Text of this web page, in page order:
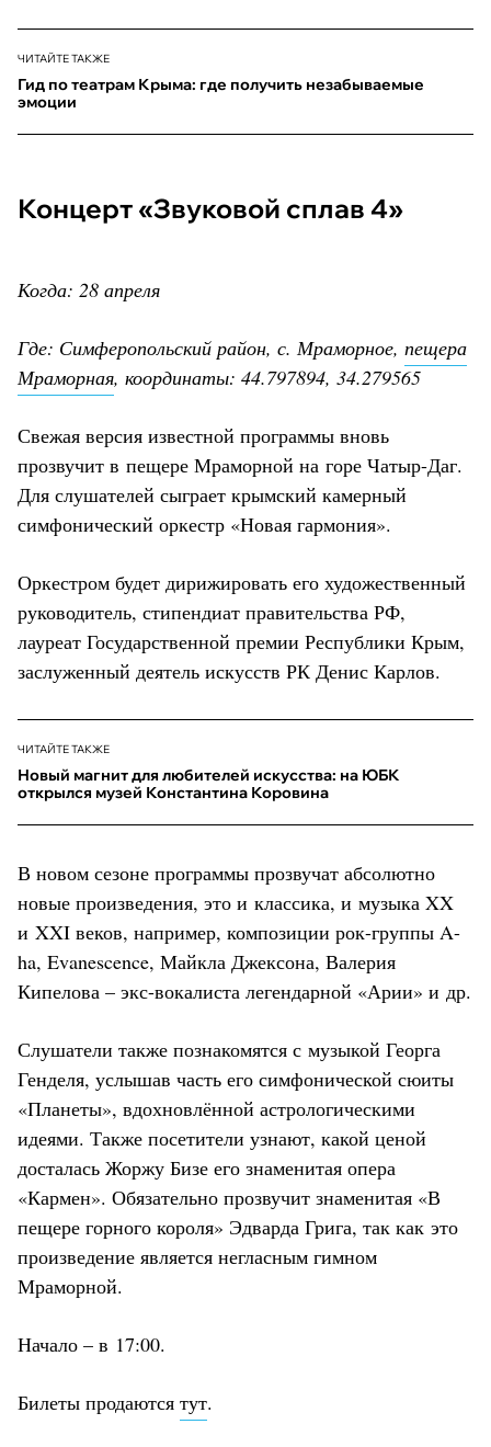
ЧИТАЙТЕ ТАКЖЕ
Гид по театрам Крыма: где получить незабываемые
эмоции
Концерт «Звуковой сплав 4»
Когда: 28 апреля
Где: Симферопольский район, с. Мраморное, пещера
Мраморная, координаты: 44.797894, 34.279565
Свежая версия известной программы вновь
прозвучит в пещере Мраморной на горе Чатыр-Даг.
Для слушателей сыграет крымский камерный
симфонический оркестр «Новая гармония».
Оркестром будет дирижировать его художественный
руководитель, стипендиат правительства РФ,
лауреат Государственной премии Республики Крым,
заслуженный деятель искусств РК Денис Карлов.
ЧИТАЙТЕ ТАКЖЕ
Новый магнит для любителей искусства: на ЮБК
открылся музей Константина Коровина
В новом сезоне программы прозвучат абсолютно
новые произведения, это и классика, и музыка XX
и XXI веков, например, композиции рок-группы A-
ha, Evanescence, Майкла Джексона, Валерия
Кипелова – экс-вокалиста легендарной «Арии» и др.
Слушатели также познакомятся с музыкой Георга
Генделя, услышав часть его симфонической сюиты
«Планеты», вдохновлённой астрологическими
идеями. Также посетители узнают, какой ценой
досталась Жоржу Бизе его знаменитая опера
«Кармен». Обязательно прозвучит знаменитая «В
пещере горного короля» Эдварда Грига, так как это
произведение является негласным гимном
Мраморной.
Начало – в 17:00.
Билеты продаются тут.